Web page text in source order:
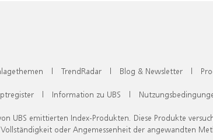
| TrendRadar | Blog & Newsletter |
| Information zu UBS |
UBS emittierten Index-Produkten. Diese Produkte
oder Angemessenheit der angewandten